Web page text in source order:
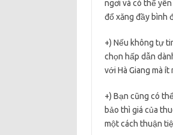
ngơi và có thể
đổ xăng đầy bình
+) Nếu không tự
chọn hấp dẫn
với Hà Giang mà
+) Bạn cũng có
bảo thì giá của
một cách thuận